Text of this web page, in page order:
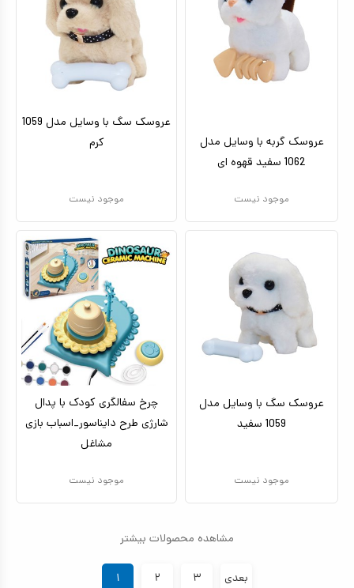
عروسک گربه با وسایل مدل
1062 سفید قهوه ای
موجود نیست
عروسک سگ با وسایل مدل 1059
کرم
موجود نیست
عروسک سگ با وسایل مدل
1059 سفید
موجود نیست
چرخ سفالگری کودک با پدال
شارژی طرح دایناسور_اسباب بازی
مشاغل
موجود نیست
مشاهده محصولات بیشتر
۱ ۲ ۳ بعدی